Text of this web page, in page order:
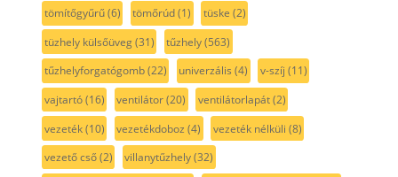
tömítőgyűrű(6) tömőrúd(1) tüske (2)
tüzhely külsőüveg(31) tűzhely(563)
tűzhelyforgatógomb(22) univerzális (4) v-szíj (11)
vajtartó(16) ventilátor(20) ventilátorlapát(2)
vezeték(10) vezetékdoboz (4) vezeték nélküli (8)
vezető cső(2) villanytűzhely(32)